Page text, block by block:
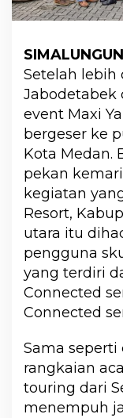
Setelah lebih
Jabodetabek
event Maxi
bergeser ke
Kota Medan.
pekan
kegiatan
Resort,
utara itu
pengguna
yang terdiri
Connected
Connected
Sama
rangkaian
touring dari
menempuh